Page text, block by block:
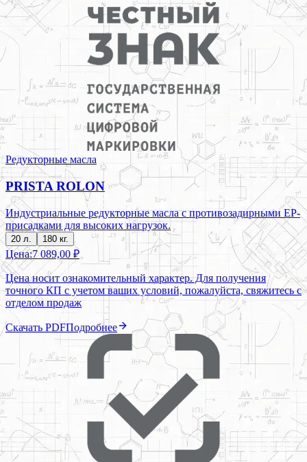
Редукторные масла
PRISTA ROLON
Индустриальные редукторные масла с противозадирными EP-
присадками для высоких нагрузок.
20 л. 180 кг.
Цена:7 089,00 ₽
Цена носит ознакомительный характер. Для получения
точного КП с учетом ваших условий, пожалуйста, свяжитесь с
отделом продаж
Скачать PDFПодробнее